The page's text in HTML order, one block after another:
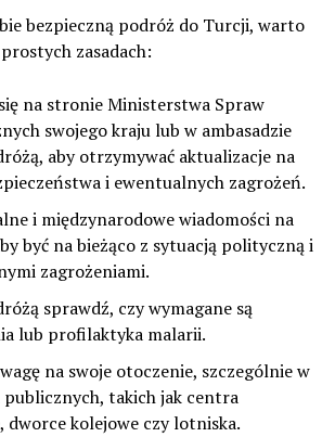
bezpieczną podróż do Turcji, warto
zasadach:
na stronie Ministerstwa Spraw
swojego kraju lub w ambasadzie
aby otrzymywać aktualizacje na
i ewentualnych zagrożeń.
i międzynarodowe wiadomości na
być na bieżąco z sytuacją polityczną i
zagrożeniami.
sprawdź, czy wymagane są
lub profilaktyka malarii.
na swoje otoczenie, szczególnie w
publicznych, takich jak centra
dworce kolejowe czy lotniska.